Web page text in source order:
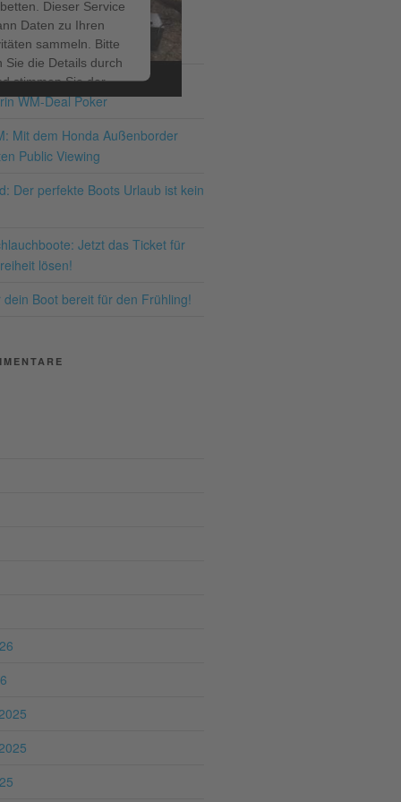
Dieser Service
Daten zu Ihren
sammeln. Bitte
Sie die Details durch
stimmen Sie der
des Service zu, um
byUsercentrics
Management
bis zum 19.07.2026 – den
WM-Deal Poker
Mit dem Honda Außenborder
Public Viewing
Der perfekte Boots Urlaub ist kein
Jetzt das Ticket für
lösen!
Boot bereit für den Frühling!